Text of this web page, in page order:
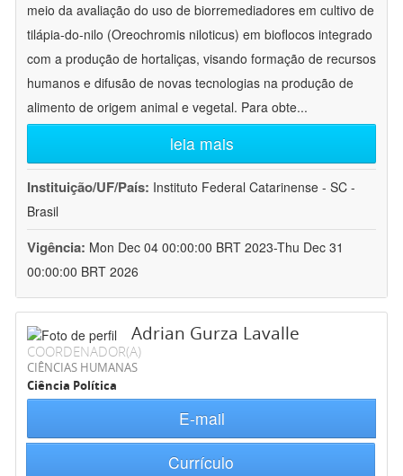
meio da avaliação do uso de biorremediadores em cultivo de
tilápia-do-nilo (Oreochromis niloticus) em bioflocos integrado
com a produção de hortaliças, visando formação de recursos
humanos e difusão de novas tecnologias na produção de
alimento de origem animal e vegetal. Para obte...
leia mais
Instituição/UF/País: Instituto Federal Catarinense - SC -
Brasil
Vigência: Mon Dec 04 00:00:00 BRT 2023-Thu Dec 31
00:00:00 BRT 2026
Adrian Gurza Lavalle
COORDENADOR(A)
CIÊNCIAS HUMANAS
Ciência Política
E-mail
Currículo